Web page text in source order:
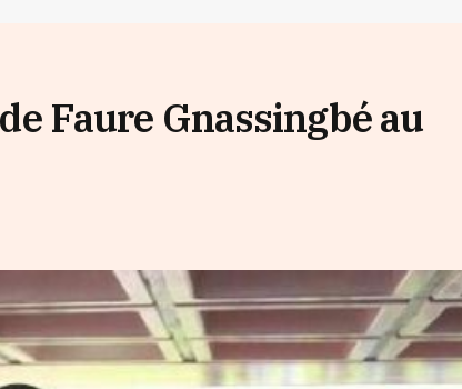
Faure Gnassingbé au